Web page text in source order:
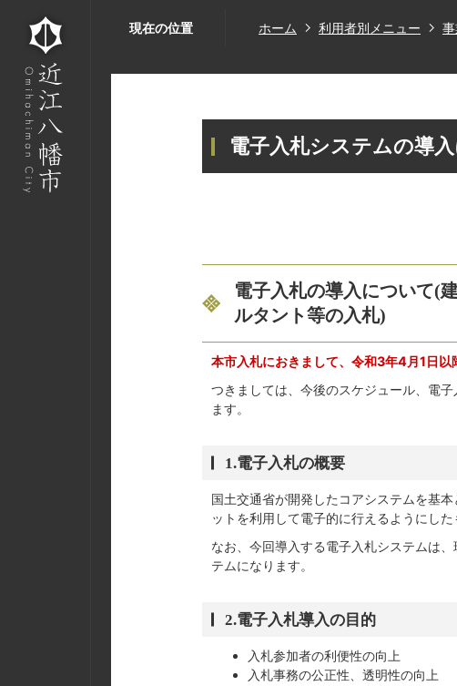
現在の位置 ホーム 利用者別メニュー
電子入札システムの導
電子入札の導入について(
ルタント等の入札)
本市入札におきまして、令和3年4月1日以
つきましては、今後のスケジュール、電
ます。
1.電子入札の概要
国土交通省が開発したコアシステムを基
ットを利用して電子的に行えるようにした
なお、今回導入する電子入札システムは
テムになります。
2.電子入札導入の目的
入札参加者の利便性の向上
入札事務の公正性、透明性の向上